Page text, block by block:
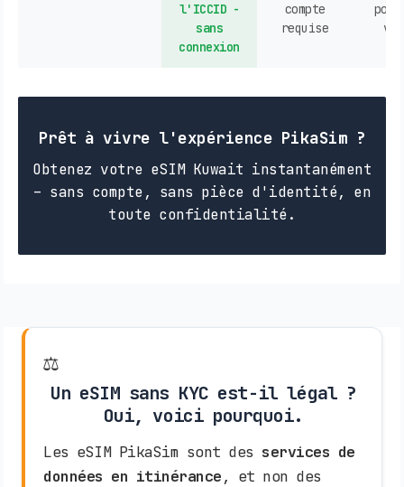
l'ICCID -
sans
connexion
compte
requise
Prêt à vivre l'expérience PikaSim ?
Obtenez votre eSIM Kuwait instantanément
– sans compte, sans pièce d'identité, en
toute confidentialité.
⚖️
Un eSIM sans KYC est-il légal ?
Oui, voici pourquoi.
Les eSIM PikaSim sont des services de
données en itinérance, et non des